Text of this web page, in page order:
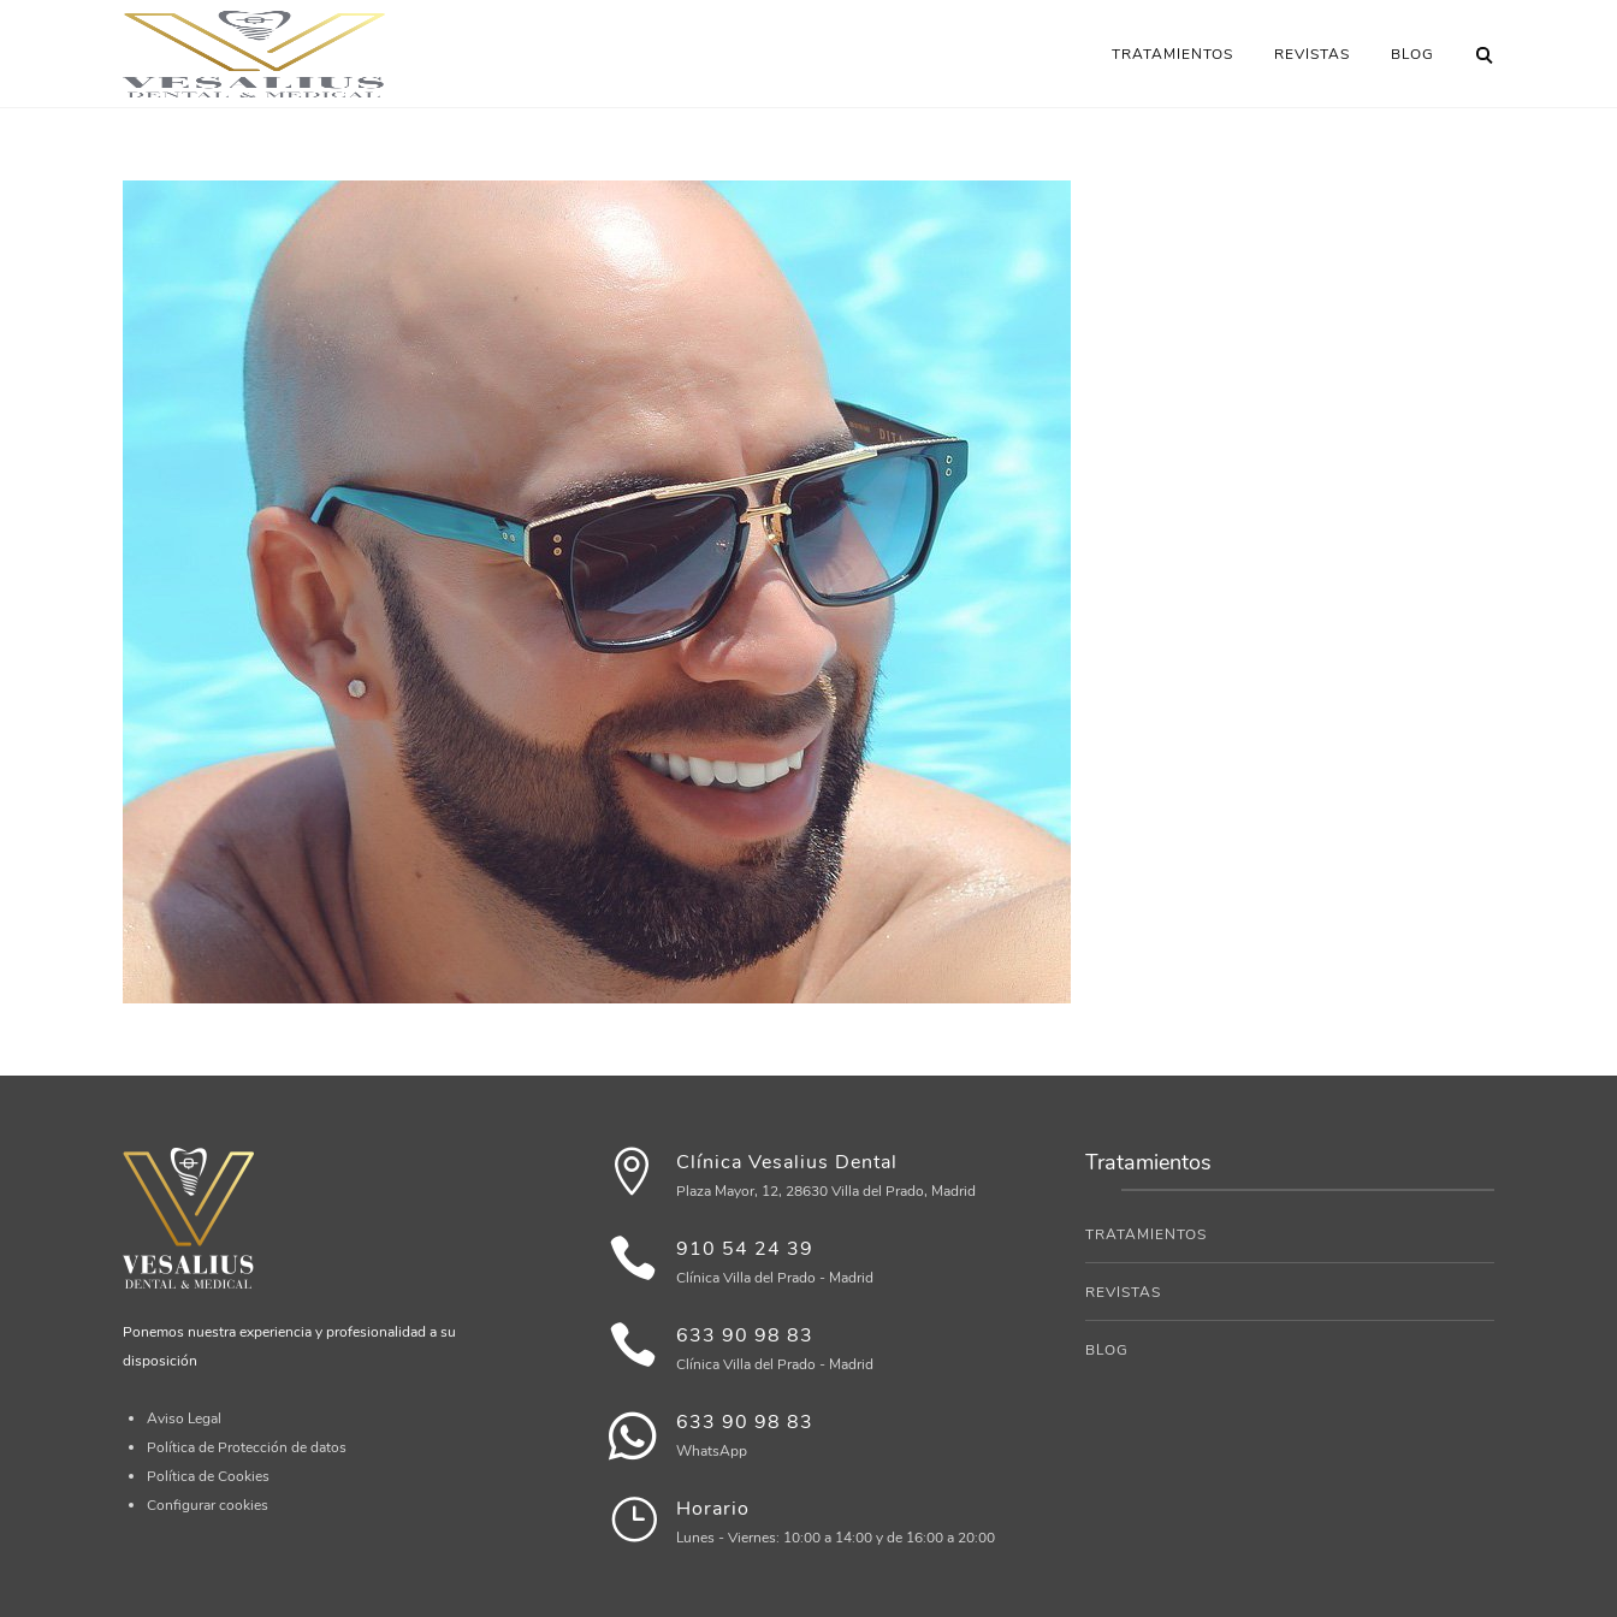
TRATAMIENTOS REVISTAS BLOG
Ponemos nuestra experiencia y profesionalidad a su
disposición
Aviso Legal
Política de Protección de datos
Política de Cookies
Configurar cookies
Clínica Vesalius Dental
Plaza Mayor, 12, 28630 Villa del Prado, Madrid
910 54 24 39
Clínica Villa del Prado - Madrid
633 90 98 83
Clínica Villa del Prado - Madrid
633 90 98 83
WhatsApp
Horario
Lunes - Viernes: 10:00 a 14:00 y de 16:00 a 20:00
Tratamientos
TRATAMIENTOS
REVISTAS
BLOG